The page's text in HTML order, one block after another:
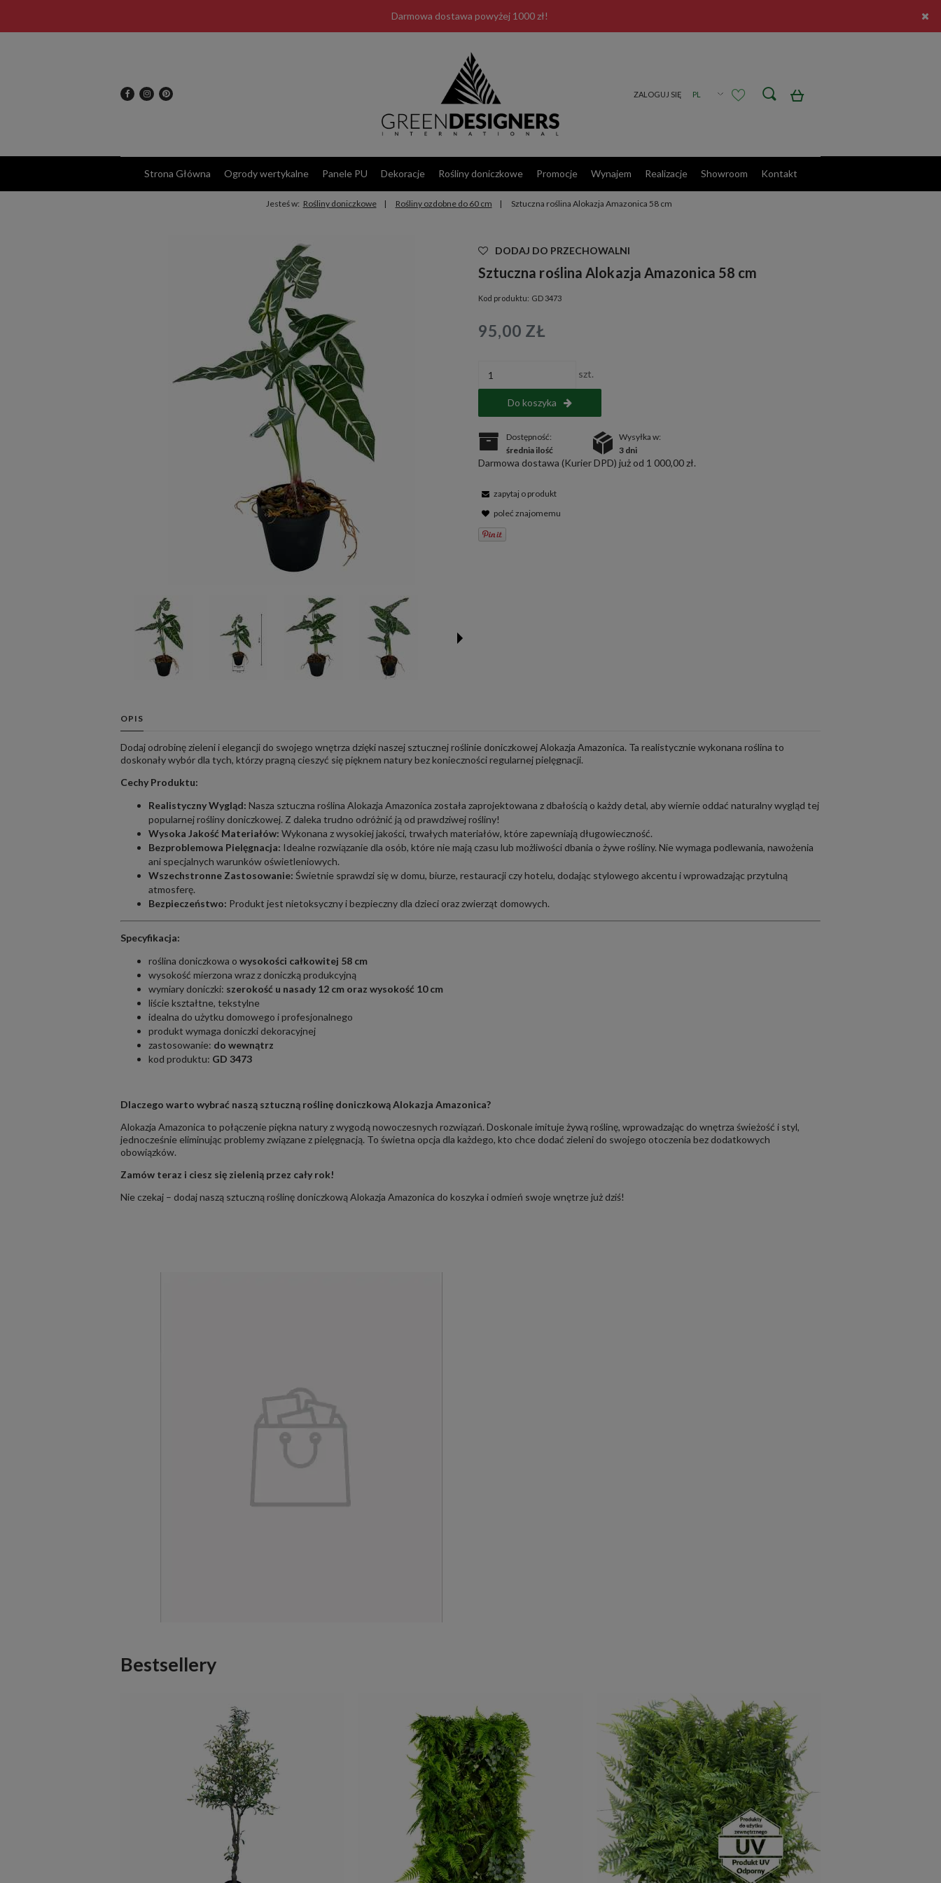
Darmowa dostawa powyżej 1000 zł!
Strona Główna Ogrody wertykalne Panele PU Dekoracje Rośliny doniczkowe Promocje Wynajem Realizacje Showroom Kontakt
Jesteś w: Rośliny doniczkowe Rośliny ozdobne do 60 cm Sztuczna roślina Alokazja Amazonica 58 cm
DODAJ DO PRZECHOWALNI
Sztuczna roślina Alokazja Amazonica 58 cm
Kod produktu: GD 3473
95,00 ZŁ
szt.
Do koszyka
Dostępność:
średnia ilość
Wysyłka w:
3 dni
Darmowa dostawa (Kurier DPD) już od 1 000,00 zł.
zapytaj o produkt
poleć znajomemu
OPIS
Dodaj odrobinę zieleni i elegancji do swojego wnętrza dzięki naszej sztucznej roślinie doniczkowej Alokazja Amazonica. Ta realistycznie wykonana roślina to
doskonały wybór dla tych, którzy pragną cieszyć się pięknem natury bez konieczności regularnej pielęgnacji.
Cechy Produktu:
Realistyczny Wygląd: Nasza sztuczna roślina Alokazja Amazonica została zaprojektowana z dbałością o każdy detal, aby wiernie oddać naturalny wygląd tej
popularnej rośliny doniczkowej. Z daleka trudno odróżnić ją od prawdziwej rośliny!
Wysoka Jakość Materiałów: Wykonana z wysokiej jakości, trwałych materiałów, które zapewniają długowieczność.
Bezproblemowa Pielęgnacja: Idealne rozwiązanie dla osób, które nie mają czasu lub możliwości dbania o żywe rośliny. Nie wymaga podlewania, nawożenia
ani specjalnych warunków oświetleniowych.
Wszechstronne Zastosowanie: Świetnie sprawdzi się w domu, biurze, restauracji czy hotelu, dodając stylowego akcentu i wprowadzając przytulną
atmosferę.
Bezpieczeństwo: Produkt jest nietoksyczny i bezpieczny dla dzieci oraz zwierząt domowych.
Specyfikacja:
roślina doniczkowa o wysokości całkowitej 58 cm
wysokość mierzona wraz z doniczką produkcyjną
wymiary doniczki: szerokość u nasady 12 cm oraz wysokość 10 cm
liście kształtne, tekstylne
idealna do użytku domowego i profesjonalnego
produkt wymaga doniczki dekoracyjnej
zastosowanie: do wewnątrz
kod produktu: GD 3473
Dlaczego warto wybrać naszą sztuczną roślinę doniczkową Alokazja Amazonica?
Alokazja Amazonica to połączenie piękna natury z wygodą nowoczesnych rozwiązań. Doskonale imituje żywą roślinę, wprowadzając do wnętrza świeżość i styl,
jednocześnie eliminując problemy związane z pielęgnacją. To świetna opcja dla każdego, kto chce dodać zieleni do swojego otoczenia bez dodatkowych
obowiązków.
Zamów teraz i ciesz się zielenią przez cały rok!
Nie czekaj – dodaj naszą sztuczną roślinę doniczkową Alokazja Amazonica do koszyka i odmień swoje wnętrze już dziś!
Bestsellery